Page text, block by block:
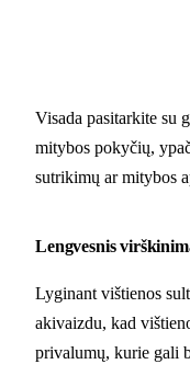
Visada pasitarkite su
mitybos pokyčių,
sutrikimų ar mitybos
Lengvesnis
Lyginant vištienos
akivaizdu, kad
privalumų, kurie gali